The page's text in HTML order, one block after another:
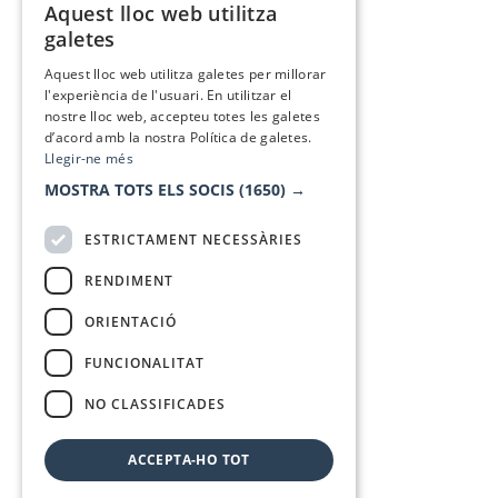
Aquest lloc web utilitza
galetes
Aquest lloc web utilitza galetes per millorar
l'experiència de l'usuari. En utilitzar el
nostre lloc web, accepteu totes les galetes
d’acord amb la nostra Política de galetes.
Llegir-ne més
MOSTRA TOTS ELS SOCIS (1650) →
ESTRICTAMENT NECESSÀRIES
RENDIMENT
ORIENTACIÓ
FUNCIONALITAT
NO CLASSIFICADES
ACCEPTA-HO TOT